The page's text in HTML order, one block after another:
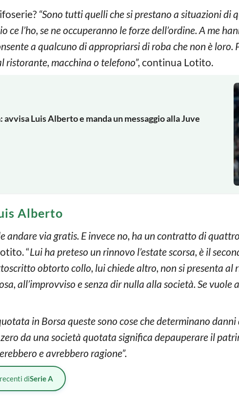
“Sono tutti quelli che si prestano a situazioni di
ce l’ho, se ne occuperanno le forze dell’ordine. A me
a qualcuno di appropriarsi di roba che non è loro.
ristorante, macchina o telefono”, continua Lotito.
avvisa Luis Alberto e manda un messaggio alla Juve
Alberto
andare via gratis. E invece no, ha un contratto di
“Lui ha preteso un rinnovo l’estate scorsa, è il
obtorto collo, lui chiede altro, non si presenta al
all’improvviso e senza dir nulla alla società. Se
in Borsa queste sono cose che determinano
da una società quotata significa depauperare il
e avrebbero ragione”.
diSerie A